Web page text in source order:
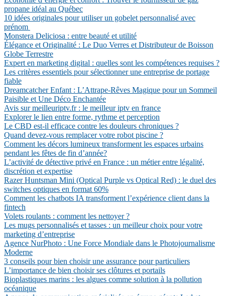
propane idéal au Québec
10 idées originales pour utiliser un gobelet personnalisé avec
prénom
Monstera Deliciosa : entre beauté et utilité
Élégance et Originalité : Le Duo Verres et Distributeur de Boisson
Globe Terrestre
Expert en marketing digital : quelles sont les compétences requises ?
Les critères essentiels pour sélectionner une entreprise de portage
fiable
Dreamcatcher Enfant : L’Attrape-Rêves Magique pour un Sommeil
Paisible et Une Déco Enchantée
Avis sur meilleuriptv.fr : le meilleur iptv en france
Explorer le lien entre forme, rythme et perception
Le CBD est-il efficace contre les douleurs chroniques ?
Quand devez-vous remplacer votre robot piscine ?
Comment les décors lumineux transforment les espaces urbains
pendant les fêtes de fin d’année?
L’activité de détective privé en France : un métier entre légalité,
discrétion et expertise
Razer Huntsman Mini (Optical Purple vs Optical Red) : le duel des
switches optiques en format 60%
Comment les chatbots IA transforment l’expérience client dans la
fintech
Volets roulants : comment les nettoyer ?
Les mugs personnalisés et tasses : un meilleur choix pour votre
marketing d’entreprise
Agence NurPhoto : Une Force Mondiale dans le Photojournalisme
Moderne
3 conseils pour bien choisir une assurance pour particuliers
L’importance de bien choisir ses clôtures et portails
Bioplastiques marins : les algues comme solution à la pollution
océanique